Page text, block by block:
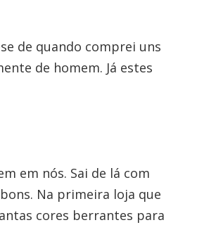
de quando comprei uns
de homem. Já estes
em nós. Sai de lá com
Na primeira loja que
cores berrantes para